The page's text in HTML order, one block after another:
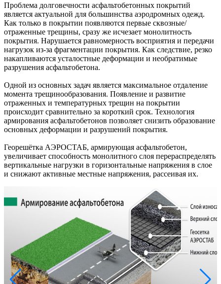
Проблема долговечности асфальтобетонных покрытий
является актуальной для большинства аэродромных одежд.
Как только в покрытии появляются первые сквозные/
отраженные трещины, сразу же исчезает монолитность
покрытия. Нарушается равномерность восприятия и передачи
нагрузок из-за фрагментации покрытия. Как следствие, резко
накапливаются усталостные деформации и необратимые
разрушения асфальтобетона.
Одной из основных задач является максимальное отдаление
момента трещинообразования. Появление и развитие
отраженных и температурных трещин на покрытии
происходит сравнительно за короткий срок. Технология
армирования асфальтобетонов позволяет снизить образование
основных деформации и разрушений покрытия.
Георешётка АЭРОСТАБ, армирующая асфальтобетон,
увеличивает способность монолитного слоя перераспределять
вертикальные нагрузки в горизонтальные напряжения в слое
и снижают активные местные напряжения, рассеивая их.